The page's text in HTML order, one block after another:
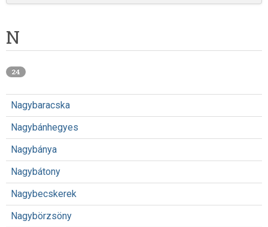
N
24
Nagybaracska
Nagybánhegyes
Nagybánya
Nagybátony
Nagybecskerek
Nagybörzsöny